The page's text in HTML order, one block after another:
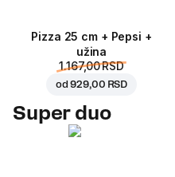
Pizza 25 cm + Pepsi +
užina
1.167,00 RSD
od929,00 RSD
Super duo